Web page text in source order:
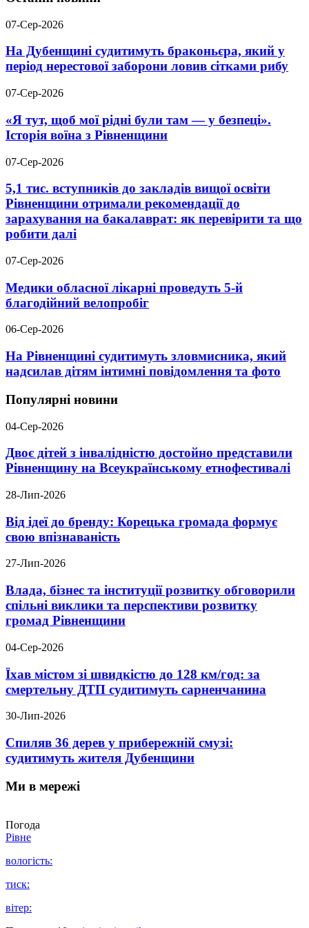
07-Сер-2026
На Дубенщині судитимуть браконьєра, який у
період нерестової заборони ловив сітками рибу
07-Сер-2026
«Я тут, щоб мої рідні були там — у безпеці».
Історія воїна з Рівненщини
07-Сер-2026
5,1 тис. вступників до закладів вищої освіти
Рівненщини отримали рекомендації до
зарахування на бакалаврат: як перевірити та що
робити далі
07-Сер-2026
Медики обласної лікарні проведуть 5-й
благодійний велопробіг
06-Сер-2026
На Рівненщині судитимуть зловмисника, який
надсилав дітям інтимні повідомлення та фото
Популярні новини
04-Сер-2026
Двоє дітей з інвалідністю достойно представили
Рівненщину на Всеукраїнському етнофестивалі
28-Лип-2026
Від ідеї до бренду: Корецька громада формує
свою впізнаваність
27-Лип-2026
Влада, бізнес та інституції розвитку обговорили
спільні виклики та перспективи розвитку
громад Рівненщини
04-Сер-2026
Їхав містом зі швидкістю до 128 км/год: за
смертельну ДТП судитимуть сарненчанина
30-Лип-2026
Спиляв 36 дерев у прибережній смузі:
судитимуть жителя Дубенщини
Ми в мережі
Погода
Рівне
вологість:
тиск:
вітер: